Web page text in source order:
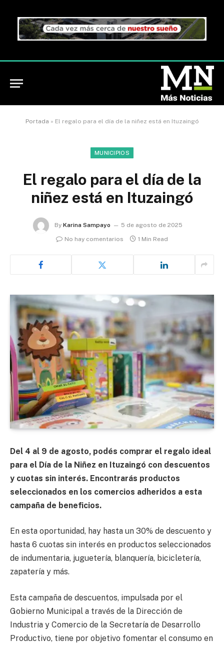
Portada » El regalo para el día de la niñez está en Ituzaingó
MUNICIPIOS
El regalo para el día de la
niñez está en Ituzaingó
By Karina Sampayo
5 de agosto de 2025
No hay comentarios
1 Min Read
Del 4 al 9 de agosto, podés comprar el regalo ideal
para el Día de la Niñez en Ituzaingó con descuentos
y cuotas sin interés. Encontrarás productos
seleccionados en los comercios adheridos a esta
campaña de beneficios.
En esta oportunidad, hay hasta un 30% de descuento y
hasta 6 cuotas sin interés en productos seleccionados
de indumentaria, juguetería, blanquería, bicicletería,
zapatería y más.
Esta campaña de descuentos, impulsada por el
Gobierno Municipal a través de la Dirección de
Industria y Comercio de la Secretaría de Desarrollo
Productivo, tiene por objetivo fomentar el consumo en